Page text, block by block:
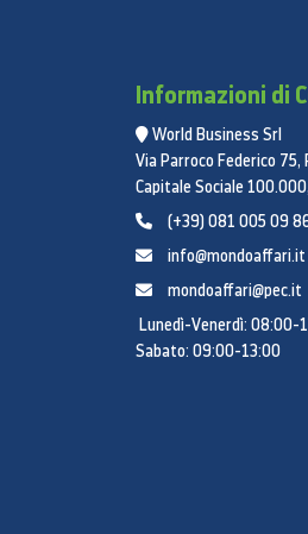
Informazioni di
World Business Srl
Via Parroco Federico
Capitale Sociale
(+39) 081 005 09
info@mondoaffari.it
mondoaffari@pec.it
Lunedì-Venerdì: 08:00-
Sabato: 09:00-13:00